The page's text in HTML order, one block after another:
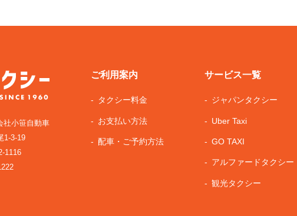
ご利用案内
タクシー料金
お支払い方法
配車・ご予約方法
サービス一覧
ジャパンタクシー
Uber Taxi
GO TAXI
アルファードタクシー
観光タクシー
社小笹自動車
1-3-19
1116